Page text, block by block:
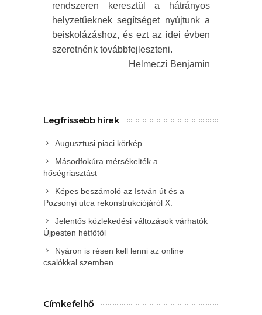
rendszeren keresztül a hátrányos
helyzetűeknek segítséget nyújtunk a
beiskolázáshoz, és ezt az idei évben
szeretnénk továbbfejleszteni.
Helmeczi Benjamin
Legfrissebb hírek
Augusztusi piaci körkép
Másodfokúra mérsékelték a
hőségriasztást
Képes beszámoló az István út és a
Pozsonyi utca rekonstrukciójáról X.
Jelentős közlekedési változások várhatók
Újpesten hétfőtől
Nyáron is résen kell lenni az online
csalókkal szemben
Címkefelhő